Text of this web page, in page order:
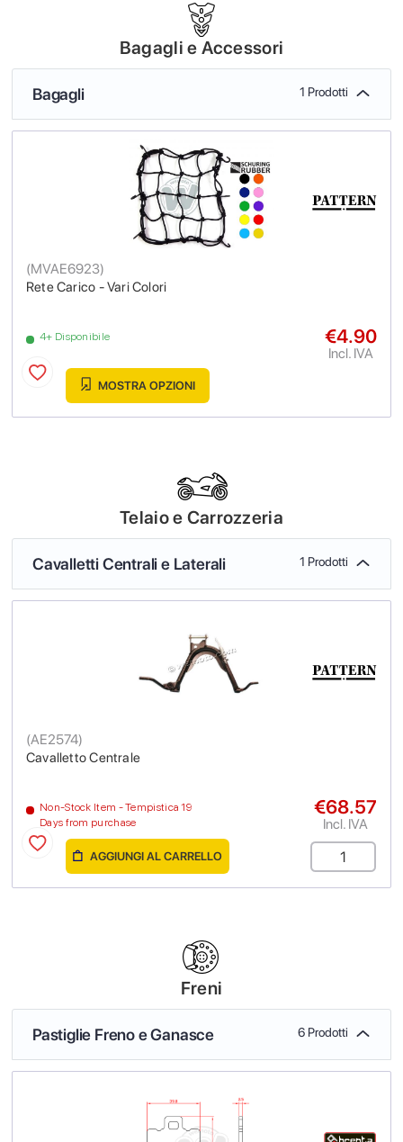
Bagagli e Accessori
Bagagli 1 Prodotti
Rete Carico - Vari Colori
(MVAE6923)
4+ Disponibile €4.90
Incl. IVA
MOSTRA OPZIONI
Telaio e Carrozzeria
Cavalletti Centrali e Laterali 1 Prodotti
Cavalletto Centrale
(AE2574)
Non-Stock Item - Tempistica 19
Days from purchase
€68.57
Incl. IVA
AGGIUNGI AL CARRELLO
Freni
Pastiglie Freno e Ganasce 6 Prodotti